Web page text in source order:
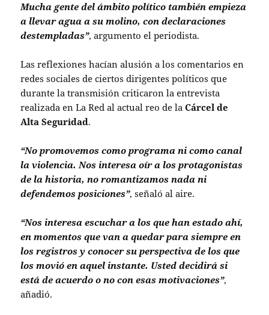
Mucha gente del ámbito político también empieza
a llevar agua a su molino, con declaraciones
destempladas”, argumento el periodista.
Las reflexiones hacían alusión a los comentarios en
redes sociales de ciertos dirigentes políticos que
durante la transmisión criticaron la entrevista
realizada en La Red al actual reo de laCárcel de
Alta Seguridad.
“No promovemos como programa ni como canal
la violencia. Nos interesa oír a los protagonistas
de la historia, no romantizamos nada ni
defendemos posiciones”, señaló al aire.
“Nos interesa escuchar a los que han estado ahí,
en momentos que van a quedar para siempre en
los registros y conocer su perspectiva de los que
los movió en aquel instante. Usted decidirá si
está de acuerdo o no con esas motivaciones”,
añadió.